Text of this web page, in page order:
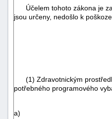
Účelem tohoto zákona je
jsou určeny, nedošlo k
(1) Zdravotnickým
potřebného programového
a)